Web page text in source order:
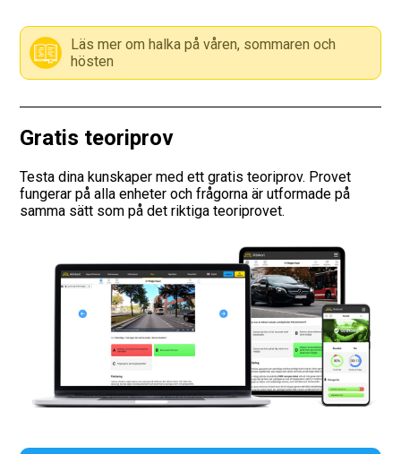
Presentkort
Läs mer om halka på våren, sommaren och
hösten
Gratis teoriprov
Testa dina kunskaper med ett gratis teoriprov. Provet
fungerar på alla enheter och frågorna är utformade på
samma sätt som på det riktiga teoriprovet.